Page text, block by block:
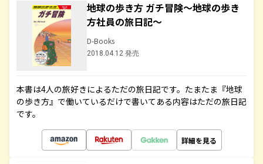
地球の歩き方 ガチ冒険～地球の歩き
方社員の旅日記～
D-Books
2018.04.12 発売
本書は4人の旅好きによるただの旅日記です。たまたま『地球
の歩き方』で働いているだけで書いてある内容はただの旅日記
です。
詳細を見る